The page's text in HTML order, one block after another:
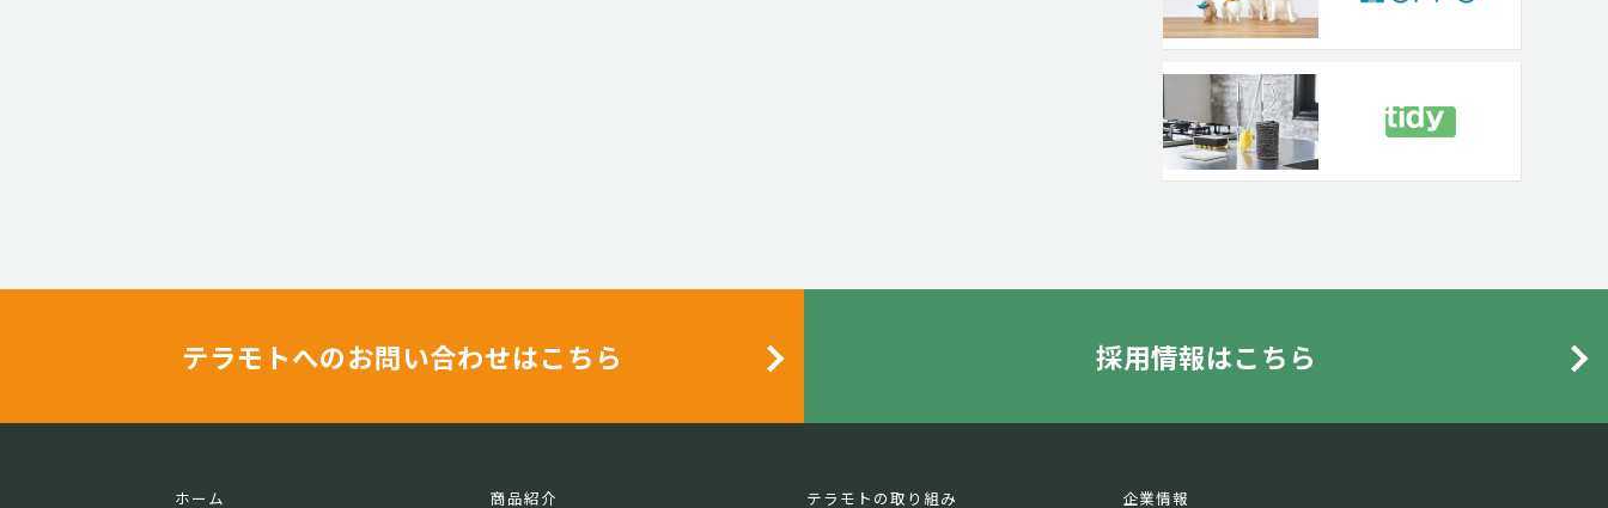
テラモトへのお問い合わせはこちら 採用情報はこちら
ホーム 商品紹介 テラモトの取り組み 企業情報